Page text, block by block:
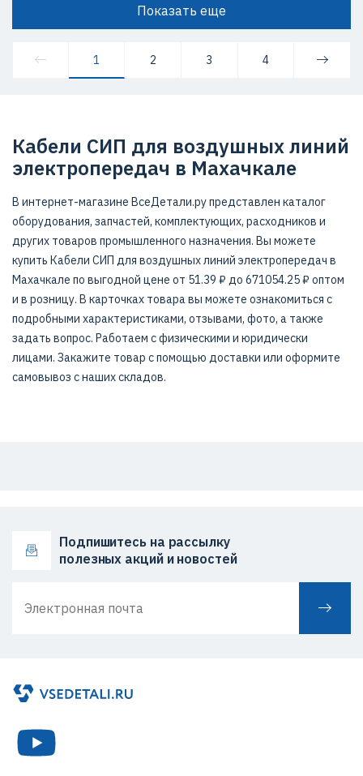
Показать еще
1 2 3 4
Кабели СИП для воздушных линий
электропередач в Махачкале
В интернет-магазине ВсеДетали.ру представлен каталог
оборудования, запчастей, комплектующих, расходников и
других товаров промышленного назначения. Вы можете
купить Кабели СИП для воздушных линий электропередач в
Махачкале по выгодной цене от 51.39 ₽ до 671054.25 ₽ оптом
и в розницу. В карточках товара вы можете ознакомиться с
подробными характеристиками, отзывами, фото, а также
задать вопрос. Работаем с физическими и юридически
лицами. Закажите товар с помощью доставки или оформите
самовывоз с наших складов.
Подпишитесь на рассылку
полезных акций и новостей